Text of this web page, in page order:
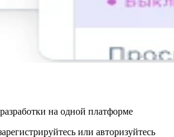
на одной платформе
или авторизуйтесь